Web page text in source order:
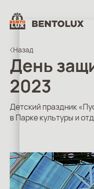
Назад
День
2023
Детский праздник
в Парке культуры и